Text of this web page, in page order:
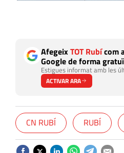
AfegeixTOT Rubícom
Google de forma
Estigues informat amb les
ACTIVAR ARA
CN RUBÍ RUBÍ